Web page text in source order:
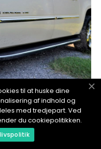
til bruktbilkjøp i
til at huske dine
af indhold og
med tredjepart. Ved
du cookiepolitikken.